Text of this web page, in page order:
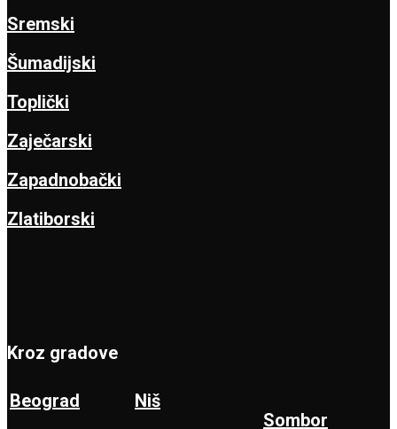
Sremski
Šumadijski
Toplički
Zaječarski
Zapadnobački
Zlatiborski
Kroz gradove
Beograd
Niš
Sombor